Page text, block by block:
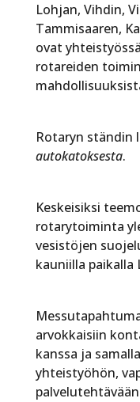
Lohjan, Vihdin,
Tammisaaren,
ovat
rotareiden
Rotaryn ständin
autokatoksesta.
Keskeisiksi
rotarytoiminta
vesistöjen
kauniilla paikalla
arvokkaisiin
kanssa ja
yhteistyöhön,